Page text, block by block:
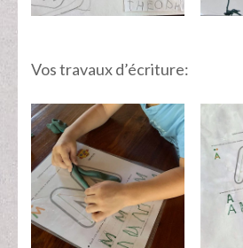
Vos travaux d’écriture: